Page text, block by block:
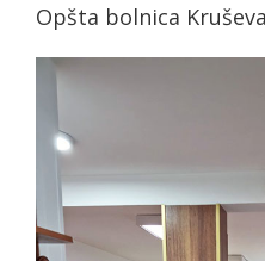
Opšta bolnica